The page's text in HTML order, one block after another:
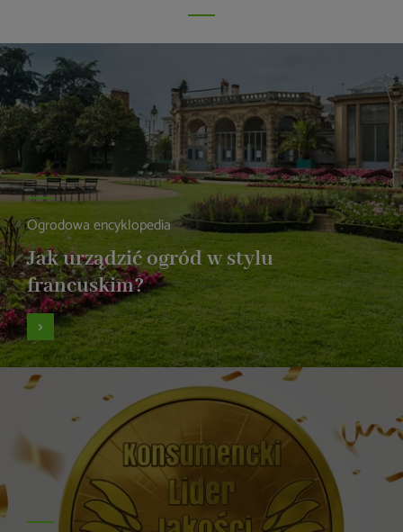
Ogrodowa encyklopedia
Jak urządzić ogród w stylu
francuskim?